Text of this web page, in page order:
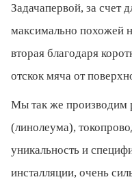
Задачапервой, за счет
максимально похожей
вторая благодаря
отскок мяча от
Мы так же производим
(линолеума),
уникальность и
инсталляции, очень